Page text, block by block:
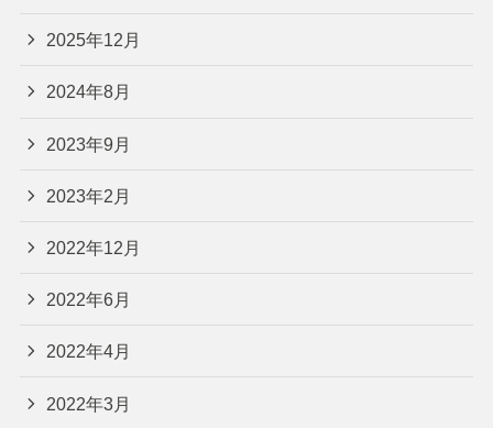
2025年12月
2024年8月
2023年9月
2023年2月
2022年12月
2022年6月
2022年4月
2022年3月